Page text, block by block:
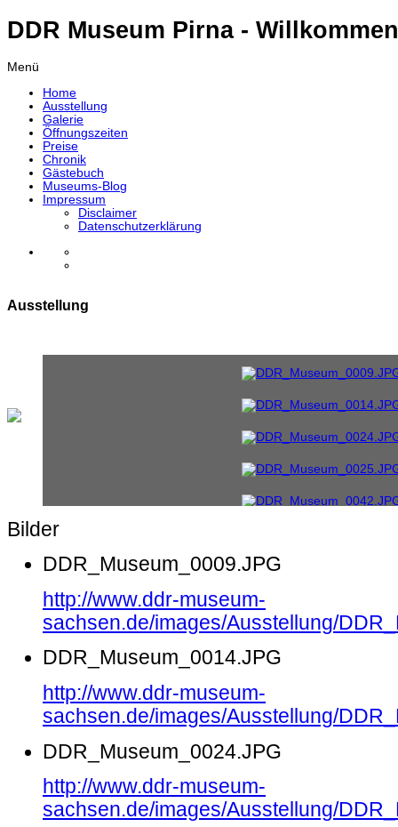
DDR Museum Pirna -
Menü
Home
Ausstellung
Galerie
Öffnungszeiten
Preise
Chronik
Gästebuch
Museums-Blog
Impressum
Disclaimer
Datenschutzerklärung
Ausstellung
Bilder
DDR_Museum_0009.JPG
http://www.ddr-museum-
sachsen.de/images/Ausstellung/
DDR_Museum_0014.JPG
http://www.ddr-museum-
sachsen.de/images/Ausstellung/
DDR_Museum_0024.JPG
http://www.ddr-museum-
sachsen.de/images/Ausstellung/